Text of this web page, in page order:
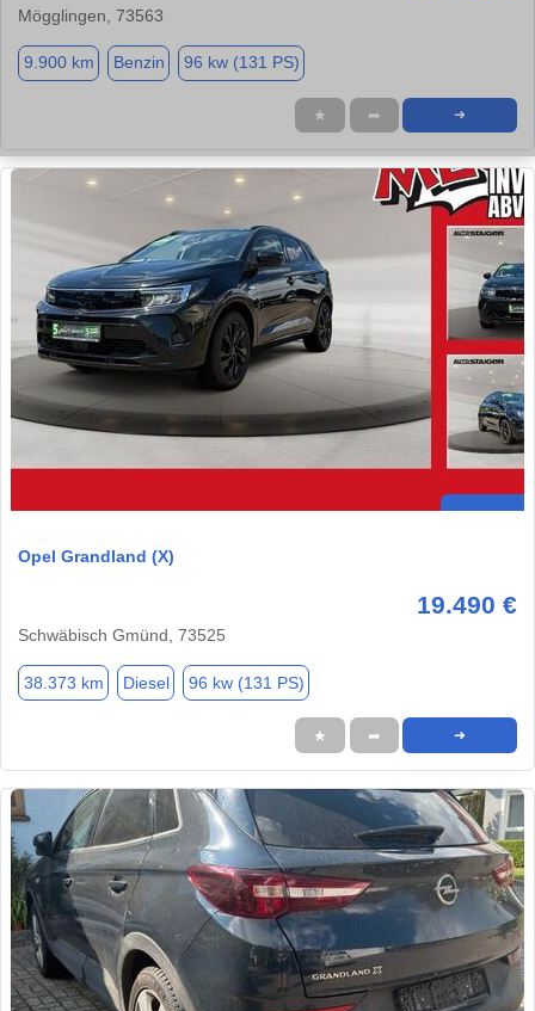
Mögglingen, 73563
9.900 km Benzin 96 kw (131 PS)
★ ➦ ➜
Opel Grandland (X)
19.490 €
Schwäbisch Gmünd, 73525
38.373 km Diesel 96 kw (131 PS)
★ ➦ ➜